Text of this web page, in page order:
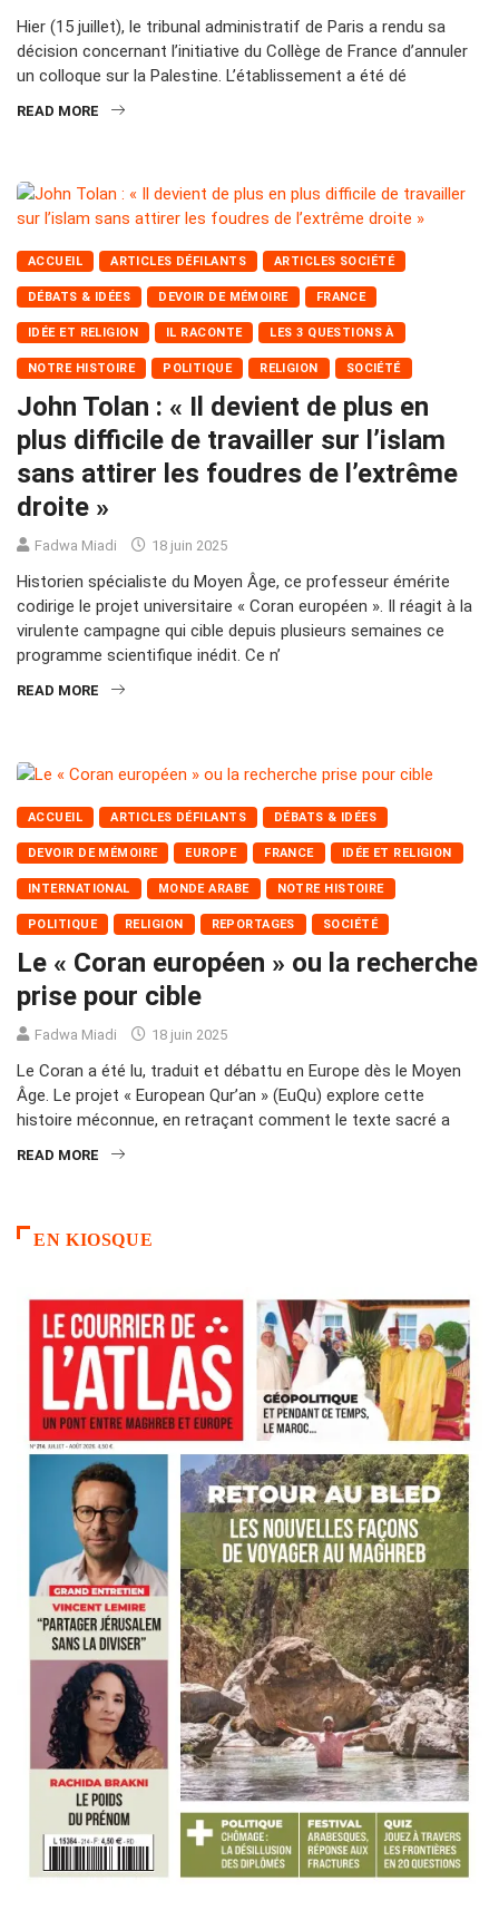
Hier (15 juillet), le tribunal administratif de Paris a rendu sa
décision concernant l’initiative du Collège de France d’annuler
un colloque sur la Palestine. L’établissement a été dé
READ MORE
ACCUEIL ARTICLES DÉFILANTS ARTICLES SOCIÉTÉ
DÉBATS & IDÉES DEVOIR DE MÉMOIRE FRANCE
IDÉE ET RELIGION IL RACONTE LES 3 QUESTIONS À
NOTRE HISTOIRE POLITIQUE RELIGION SOCIÉTÉ
John Tolan : « Il devient de plus en
plus difficile de travailler sur l’islam
sans attirer les foudres de l’extrême
droite »
Fadwa Miadi 18 juin 2025
Historien spécialiste du Moyen Âge, ce professeur émérite
codirige le projet universitaire « Coran européen ». Il réagit à la
virulente campagne qui cible depuis plusieurs semaines ce
programme scientifique inédit. Ce n’
READ MORE
ACCUEIL ARTICLES DÉFILANTS DÉBATS & IDÉES
DEVOIR DE MÉMOIRE EUROPE FRANCE IDÉE ET RELIGION
INTERNATIONAL MONDE ARABE NOTRE HISTOIRE
POLITIQUE RELIGION REPORTAGES SOCIÉTÉ
Le « Coran européen » ou la recherche
prise pour cible
Fadwa Miadi 18 juin 2025
Le Coran a été lu, traduit et débattu en Europe dès le Moyen
Âge. Le projet « European Qur’an » (EuQu) explore cette
histoire méconnue, en retraçant comment le texte sacré a
READ MORE
EN KIOSQUE